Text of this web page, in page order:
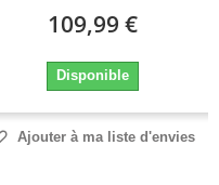
109,99 €
Disponible
Ajouter à ma liste d'envies